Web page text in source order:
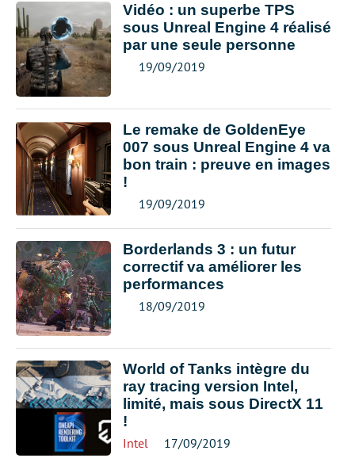
Vidéo : un superbe TPS
sous Unreal Engine 4 réalisé
par une seule personne
19/09/2019
Le remake de GoldenEye
007 sous Unreal Engine 4 va
bon train : preuve en images
!
19/09/2019
Borderlands 3 : un futur
correctif va améliorer les
performances
18/09/2019
World of Tanks intègre du
ray tracing version Intel,
limité, mais sous DirectX 11
!
Intel 17/09/2019